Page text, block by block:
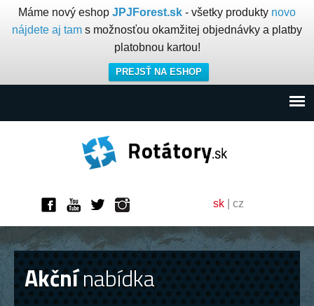
Máme nový eshop JPJForest.sk - všetky produkty novo
nájdete aj tam s možnosťou okamžitej objednávky a platby
platobnou kartou!
PREJSŤ NA ESHOP
sk cz
Akčnínabídka